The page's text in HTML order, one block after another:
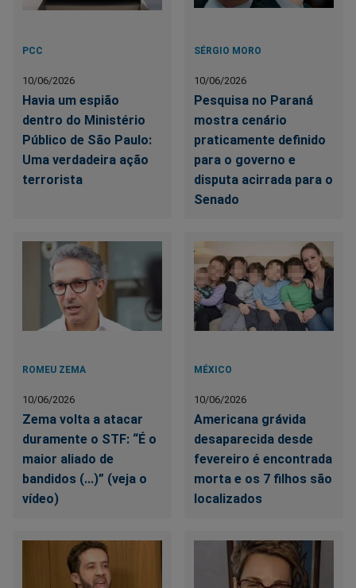
PCC
10/06/2026
Havia um espião
dentro do Ministério
Público de São Paulo:
Uma verdadeira ação
terrorista
SÉRGIO MORO
10/06/2026
Pesquisa no Paraná
mostra cenário
praticamente definido
para o governo e
disputa acirrada para o
Senado
ROMEU ZEMA
10/06/2026
Zema volta a atacar
duramente o STF: “É o
maior aliado de
bandidos (...)” (veja o
vídeo)
MÉXICO
10/06/2026
Americana grávida
desaparecida desde
fevereiro é encontrada
morta e os 7 filhos são
localizados